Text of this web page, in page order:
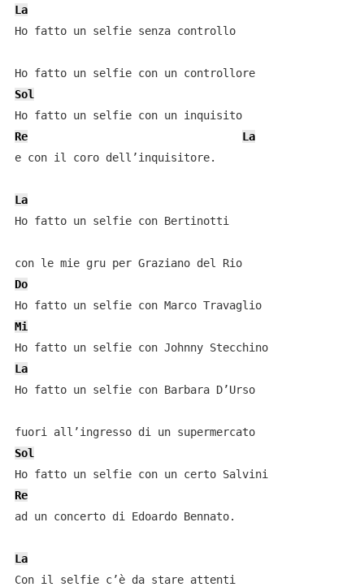
La
Ho fatto un selfie senza controllo
Ho fatto un selfie con un controllore
Sol
Ho fatto un selfie con un inquisito
Re
La
e con il coro dell’inquisitore.
La
Ho fatto un selfie con Bertinotti
con le mie gru per Graziano del Rio
Do
Ho fatto un selfie con Marco Travaglio
Mi
Ho fatto un selfie con Johnny Stecchino
La
Ho fatto un selfie con Barbara D’Urso
fuori all’ingresso di un supermercato
Sol
Re
ad un concerto di Edoardo Bennato.
La
Con il selfie c’è da stare attenti